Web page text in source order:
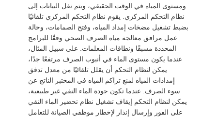
ومستوى المياه في الوقت الحقيقي، ويتم نقل البيانات إلى
نظام التحكم المركزي. يقوم نظام التحكم المركزي تلقائيًا
بضبط تشغيل مضخات إمداد المياه، وفتح الصمامات، وحالة
عمل مرافق معالجة مياه الصرف الصحي وفقًا للبرامج
المحددة مسبقًا ونطاقات المعلمات. على سبيل المثال،
عندما يكون مستوى الماء في أنبوب الصرف مرتفعًا جدًا،
يمكن لنظام التحكم أن يقلل تلقائيًا من معدل تدفق
إمدادات المياه لمنع تراكم المياه في المختبر الناتج عن
سوء الصرف. عندما تكون جودة الماء النقي غير طبيعية،
يمكن لنظام التحكم إيقاف تشغيل نظام تحضير الماء النقي
على الفور وإرسال إنذار لإخطار موظفي الصيانة للتعامل